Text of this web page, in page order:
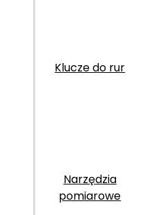
Klucze do rur
Narzędzia
pomiarowe